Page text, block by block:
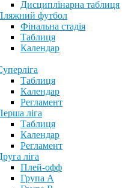
Дисциплінарна таблиця
футбол
Фінальна стадія
Таблиця
Календар
Таблиця
Календар
Регламент
ліга
Таблиця
Календар
Регламент
ліга
Плей-офф
Група А